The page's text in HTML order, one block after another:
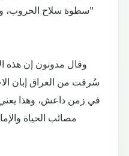
"سطوة سلاح الحروب،
وقال مدونون إن هذه
سُرقت من العراق إبان
في زمن داعش، وهذا يعني
مصائب الحياة